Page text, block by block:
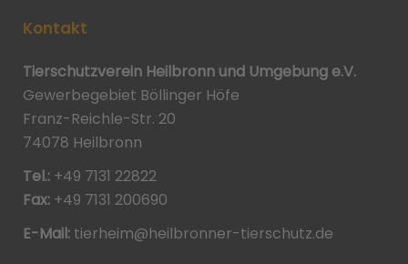
Kontakt
Tierschutzverein Heilbronn und Umgebung e.V.
Gewerbegebiet Böllinger Höfe
Franz-Reichle-Str. 20
74078 Heilbronn
Tel.: +49 7131 22822
Fax: +49 7131 200690
E-Mail: tierheim@heilbronner-tierschutz.de